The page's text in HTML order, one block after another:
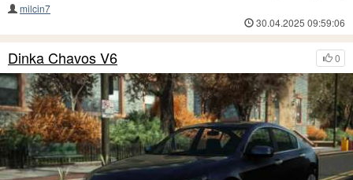
milcin7
30.04.2025 09:59:06
0
Dinka Chavos V6